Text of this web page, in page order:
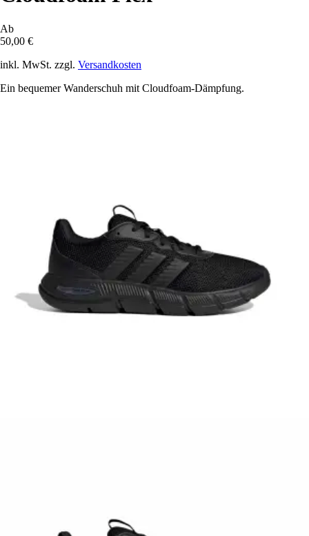
Ab
50,00 €
inkl. MwSt. zzgl. Versandkosten
Ein bequemer Wanderschuh mit Cloudfoam-Dämpfung.